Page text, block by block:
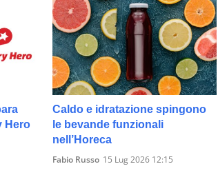
Hero
Caldo e idratazione spingono
le bevande funzionali
nell’Horeca
Fabio Russo 15 Lug 2026 12:15